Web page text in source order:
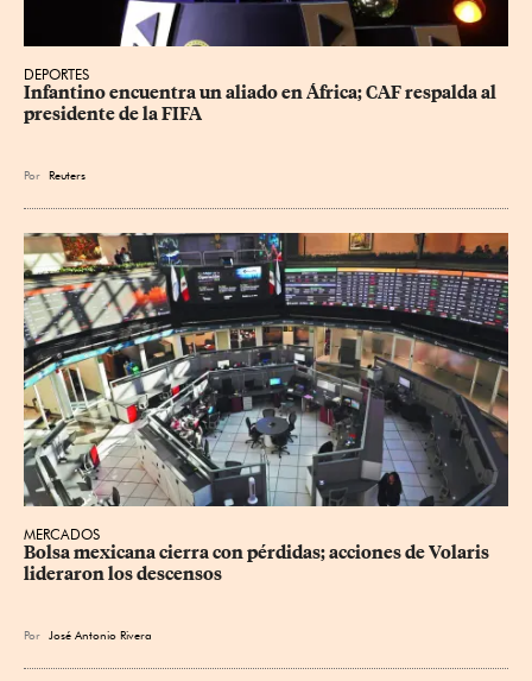
DEPORTES
Infantino encuentra un aliado en África; CAF respalda al
presidente de la FIFA
Por Reuters
MERCADOS
Bolsa mexicana cierra con pérdidas; acciones de Volaris
lideraron los descensos
Por José Antonio Rivera